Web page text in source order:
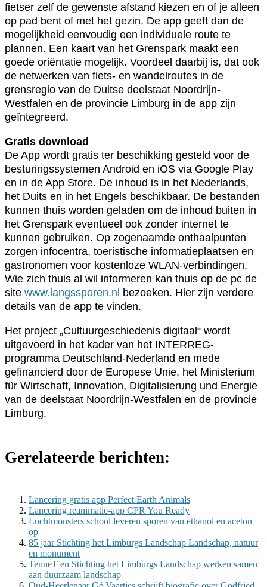
fietser zelf de gewenste afstand kiezen en of je alleen
op pad bent of met het gezin. De app geeft dan de
mogelijkheid eenvoudig een individuele route te
plannen. Een kaart van het Grenspark maakt een
goede oriëntatie mogelijk. Voordeel daarbij is, dat ook
de netwerken van fiets- en wandelroutes in de
grensregio van de Duitse deelstaat Noordrijn-
Westfalen en de provincie Limburg in de app zijn
geïntegreerd.
Gratis download
De App wordt gratis ter beschikking gesteld voor de
besturingssystemen Android en iOS via Google Play
en in de App Store. De inhoud is in het Nederlands,
het Duits en in het Engels beschikbaar. De bestanden
kunnen thuis worden geladen om de inhoud buiten in
het Grenspark eventueel ook zonder internet te
kunnen gebruiken. Op zogenaamde onthaalpunten
zorgen infocentra, toeristische informatieplaatsen en
gastronomen voor kostenloze WLAN-verbindingen.
Wie zich thuis al wil informeren kan thuis op de pc de
site www.langssporen.nl bezoeken. Hier zijn verdere
details van de app te vinden.
Het project „Cultuurgeschiedenis digitaal“ wordt
uitgevoerd in het kader van het INTERREG-
programma Deutschland-Nederland en mede
gefinancierd door de Europese Unie, het Ministerium
für Wirtschaft, Innovation, Digitalisierung und Energie
van de deelstaat Noordrijn-Westfalen en de provincie
Limburg.
Gerelateerde berichten:
Lancering gratis app Perfect Earth Animals
Lancering reanimatie-app CPR You Ready
Luchtmonsters school leveren sporen van ethanol en aceton
op
85 jaar Stichting het Limburgs Landschap Landschap, natuur
en monument
TenneT en Stichting het Limburgs Landschap werken samen
aan duurzaam landschap